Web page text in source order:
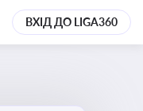
ВХІД ДО LIGA360